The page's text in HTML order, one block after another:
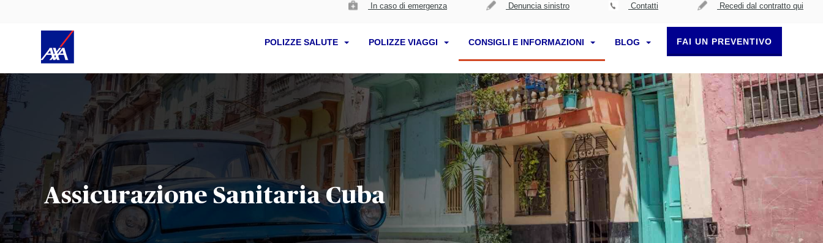
In caso di emergenza Denuncia sinistro Contatti Recedi dal contratto qui
POLIZZE SALUTE POLIZZE VIAGGI CONSIGLI E INFORMAZIONI BLOG FAI UN PREVENTIVO
Assicurazione Sanitaria Cuba